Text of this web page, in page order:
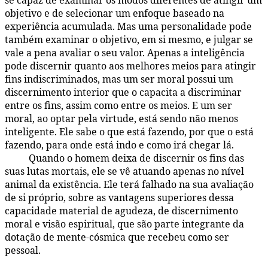
objetivo e de selecionar um enfoque baseado na
experiência acumulada. Mas uma personalidade pode
também examinar o objetivo, em si mesmo, e julgar se
vale a pena avaliar o seu valor. Apenas a inteligência
pode discernir quanto aos melhores meios para atingir
fins indiscriminados, mas um ser moral possui um
discernimento interior que o capacita a discriminar
entre os fins, assim como entre os meios. E um ser
moral, ao optar pela virtude, está sendo não menos
inteligente. Ele sabe o que está fazendo, por que o está
fazendo, para onde está indo e como irá chegar lá.
Quando o homem deixa de discernir os fins das
suas lutas mortais, ele se vê atuando apenas no nível
animal da existência. Ele terá falhado na sua avaliação
de si próprio, sobre as vantagens superiores dessa
capacidade material de agudeza, de discernimento
moral e visão espiritual, que são parte integrante da
dotação de mente-cósmica que recebeu como ser
pessoal.